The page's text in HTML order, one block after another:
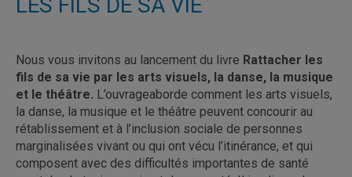
Nous vous invitons au lancement du livre Rattacher les
fils de sa vie par les arts visuels, la danse, la musique
et le théâtre. L’ouvrageaborde comment les arts visuels,
la danse, la musique et le théâtre peuvent concourir au
rétablissement et à l’inclusion sociale de personnes
marginalisées vivant ou qui ont vécu l’itinérance, et qui
composent avec des difficultés importantes de santé